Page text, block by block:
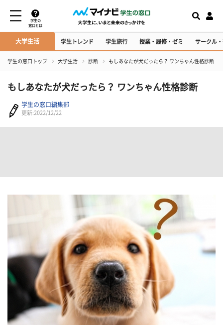
学生の
窓口とは
大学生活 学生トレンド 学生旅行 授業・履修・ゼミ サークル
学生の窓口トップ 大学生活 診断 もしあなたが犬だったら？ ワンちゃん性格診断
もしあなたが犬だったら？ ワンちゃん性格診断
学生の窓口編集部
更新:2022/12/22